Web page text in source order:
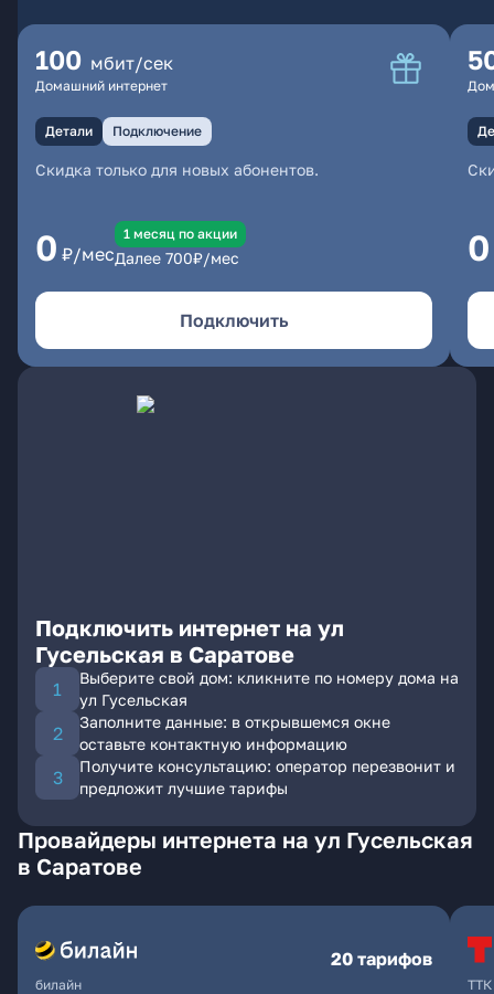
100 мбит/сек
Домашний интернет
Детали Подключение
Скидка только для новых абонентов.
0 ₽/мес
1 месяц по акции
Далее 700₽/мес
Подключить
0
Подключить интернет на ул
Гусельская в Саратове
Выберите свой дом: кликните по номеру дома на
ул Гусельская
Заполните данные: в открывшемся окне
оставьте контактную информацию
Получите консультацию: оператор перезвонит и
предложит лучшие тарифы
Провайдеры интернета на ул Гусельская
в Саратове
билайн
20 тарифов
ТТК